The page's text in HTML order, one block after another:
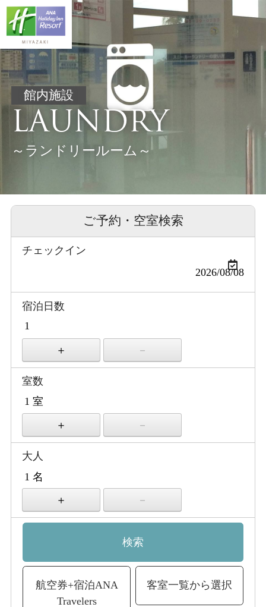
館内施設
LAUNDRY
～ランドリールーム～
ご予約・空室検索
チェックイン
宿泊日数
室数
大人
検索
航空券+宿泊ANA
Travelers
客室一覧から選択